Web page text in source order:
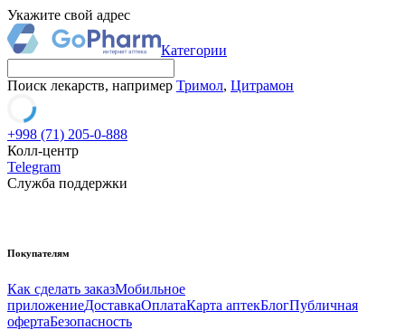
Укажите свой адрес
Категории
Поиск лекарств, например Тримол, Цитрамон
+998 (71) 205-0-888
Колл-центр
Telegram
Служба поддержки
Покупателям
Как сделать заказМобильное
приложениеДоставкаОплатаКарта аптекБлогПубличная
офертаБезопасность